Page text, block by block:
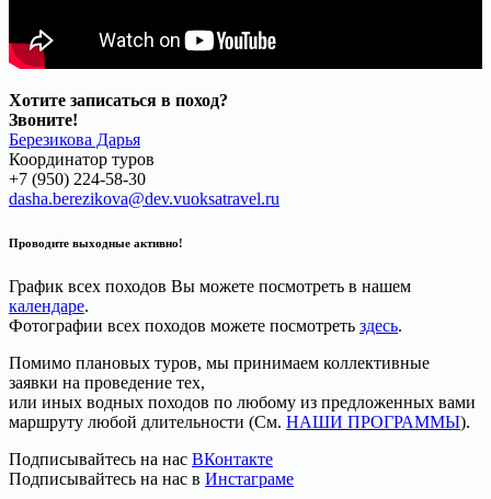
Хотите записаться в поход?
Звоните!
Березикова Дарья
Координатор туров
+7 (950) 224-58-30
dasha.berezikova@dev.vuoksatravel.ru
Проводите выходные активно!
График всех походов Вы можете посмотреть в нашем
календаре.
Фотографии всех походов можете посмотреть здесь.
Помимо плановых туров, мы принимаем коллективные
заявки на проведение тех,
или иных водных походов по любому из предложенных вами
маршруту любой длительности (См. НАШИ ПРОГРАММЫ).
Подписывайтесь на нас ВКонтакте
Подписывайтесь на нас в Инстаграме